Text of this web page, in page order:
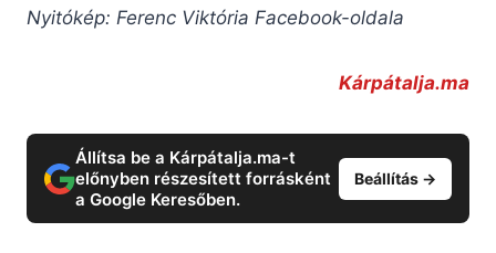
Nyitókép: Ferenc Viktória Facebook-oldala
Kárpátalja.ma
Állítsa be a Kárpátalja.ma-t
előnyben részesített forrásként
a Google Keresőben.
Beállítás →